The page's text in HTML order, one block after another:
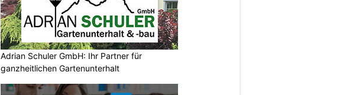
Adrian Schuler GmbH: Ihr Partner für
ganzheitlichen Gartenunterhalt